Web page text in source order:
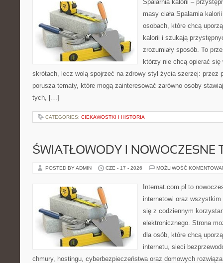
Spalarnia kalorii –
masy ciała Spalarnia
osobach, które chcą
kalorii i szukają
zrozumiały sposób. To
którzy nie chcą opierać się
skrótach, lecz wolą spojrzeć na zdrowy styl życia szerzej: przez
porusza tematy, które mogą zainteresować zarówno osoby
tych, […]
CATEGORIES: CIEKAWOSTKI I HISTORIA
ŚWIATŁOWODY I NOWOCZESNE
POSTED BY ADMIN CZE - 17 - 2026 MOŻLIWOŚĆ
Internat.com.pl to
internetowi oraz
się z codziennym
elektronicznego. Strona
dla osób, które chcą
internetu, sieci
chmury, hostingu, cyberbezpieczeństwa oraz domowych